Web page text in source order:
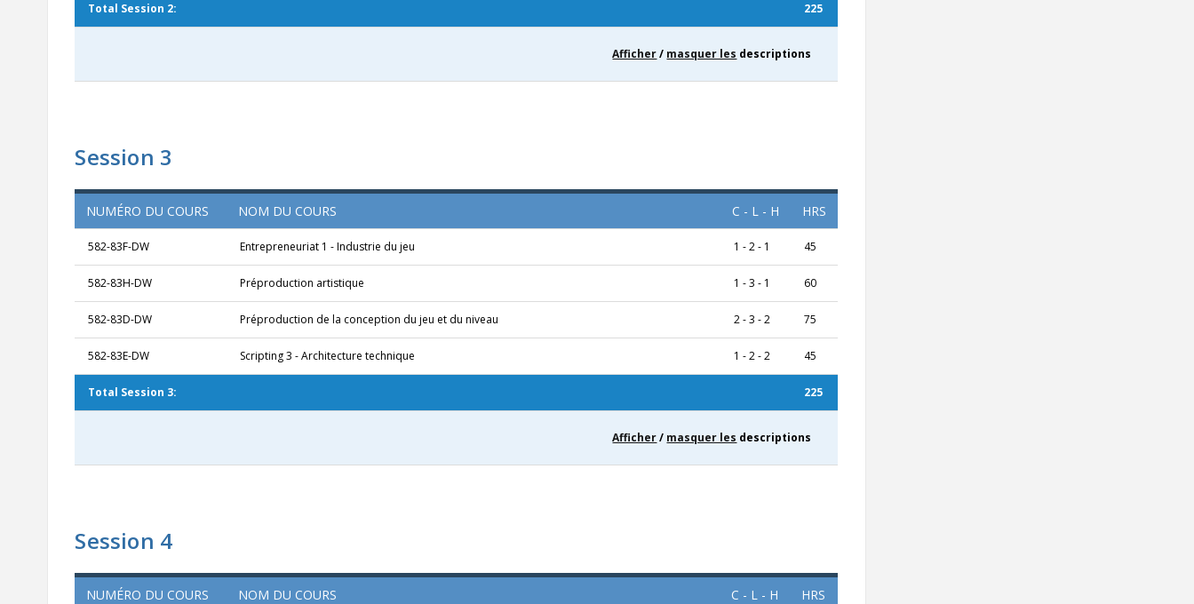
Total Session 2: 225
Afficher/ masquer les descriptions
Session 3
NUMÉRO DU COURS NOM DU COURS C - L - H HRS
582-83F-DW Entrepreneuriat 1 - Industrie du jeu 1 - 2 - 1 45
582-83H-DW Préproduction artistique 1 - 3 - 1 60
582-83D-DW Préproduction de la conception du jeu et du niveau 2 - 3 - 2 75
582-83E-DW Scripting 3 - Architecture technique 1 - 2 - 2 45
Total Session 3: 225
Afficher/ masquer les descriptions
Session 4
NUMÉRO DU COURS NOM DU COURS C - L - H HRS